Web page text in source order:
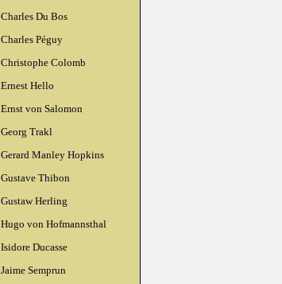
Charles Du Bos
Charles Péguy
Christophe Colomb
Ernest Hello
Ernst von Salomon
Georg Trakl
Gerard Manley Hopkins
Gustave Thibon
Gustaw Herling
Hugo von Hofmannsthal
Isidore Ducasse
Jaime Semprun